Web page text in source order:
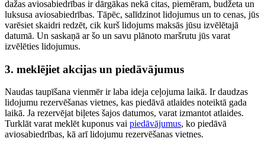
dažas aviosabiedrības ir dārgākas nekā citas, piemēram, budžeta un
luksusa aviosabiedrības. Tāpēc, salīdzinot lidojumus un to cenas, jūs
varēsiet skaidri redzēt, cik kurš lidojums maksās jūsu izvēlētajā
datumā. Un saskaņā ar šo un savu plānoto maršrutu jūs varat
izvēlēties lidojumus.
3. meklējiet akcijas un piedāvājumus
Naudas taupīšana vienmēr ir laba ideja ceļojuma laikā. Ir daudzas
lidojumu rezervēšanas vietnes, kas piedāvā atlaides noteiktā gada
laikā. Ja rezervējat biļetes šajos datumos, varat izmantot atlaides.
Turklāt varat meklēt kuponus vai piedāvājumus, ko piedāvā
aviosabiedrības, kā arī lidojumu rezervēšanas vietnes.